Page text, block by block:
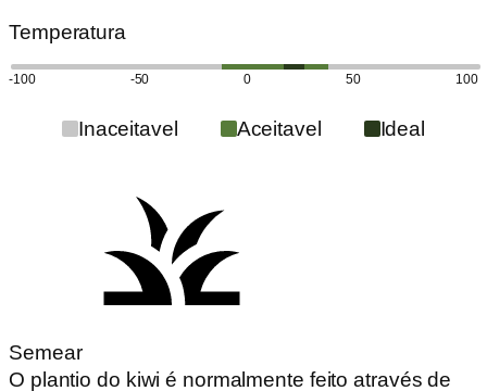
Temperatura
-100 -50 0 50 100
Inaceitavel Aceitavel Ideal
Semear
O plantio do kiwi é normalmente feito através de